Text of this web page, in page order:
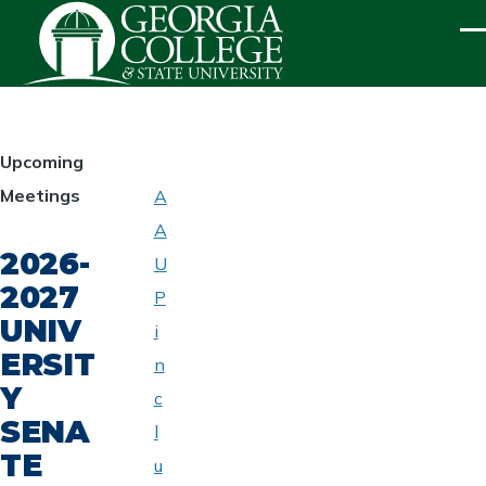
Skip to main content
HOMEPAGE
Upcoming
Meetings
2026-
2027
UNIV
ERSIT
Y
SENA
TE
UNIVERSITY
SENATE
A
A
U
P
i
n
c
l
u